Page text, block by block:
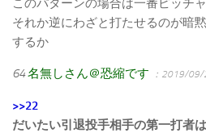
このパターンの場合は一番ピッチ
それか逆にわざと打たせるのが暗
するか
64名無しさん＠恐縮です ：2019/09/
>>22
だいたい引退投手相手の第一打者